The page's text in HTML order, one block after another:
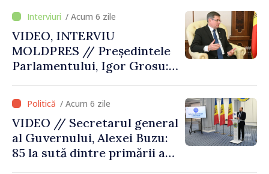
din țară. Alexei Buzu: „Doar
prin primării puternice
putem oferi servicii
calitative și infrastructură
modernizată”
/ Acum 6 zile
VIDEO, INTERVIU
MOLDPRES // Președintele
Parlamentului, Igor Grosu:
fiecare stat membru că
Republica Moldova merită să
fie în Uniunea Europeană”
/ Acum 6 zile
VIDEO // Secretarul general
al Guvernului, Alexei Buzu:
85 la sută dintre primării au